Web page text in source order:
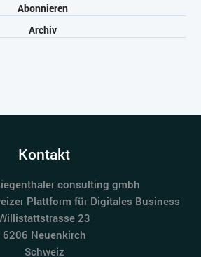
Abonnieren
Archiv
Kontakt
consulting gmbh
Plattform für Digitales Business
23
6206 Neuenkirch
Schweiz